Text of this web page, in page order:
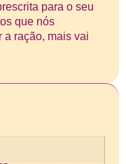
para o seu
que nós
a ração, mais vai